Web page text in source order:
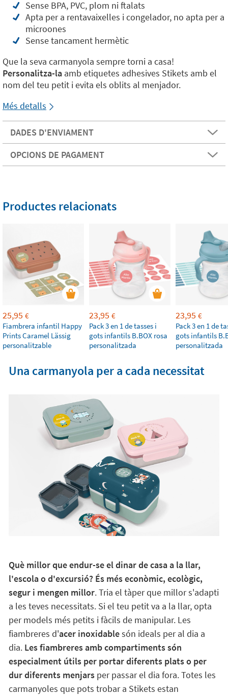
Sense BPA, PVC, plom ni ftalats
Apta per a rentavaixelles i congelador, no apta per a
microones
Sense tancament hermètic
Que la seva carmanyola sempre torni a casa!
Personalitza-la amb etiquetes adhesives Stikets amb el
nom del teu petit i evita els oblits al menjador.
Més detalls
DADES D'ENVIAMENT
OPCIONS DE PAGAMENT
Productes relacionats
25,95 €
Fiambrera infantil Happy
Prints Caramel Lässig
personalitzable
23,95 €
Pack 3 en 1 de tasses i
gots infantils B.BOX rosa
personalitzada
23,95 €
Pack 3 en 1 de
gots infantils
personalitzada
Una carmanyola per a cada necessitat
Què millor que endur-se el dinar de casa a la llar,
l'escola o d'excursió? És més econòmic, ecològic,
segur i mengen millor. Tria el tàper que millor s'adapti
a les teves necessitats. Si el teu petit va a la llar, opta
per models més petits i fàcils de manipular. Les
fiambreres d'acer inoxidablesón ideals per al dia a
dia. Les fiambreres amb compartiments són
especialment útils per portar diferents plats o per
dur diferents menjars per passar el dia fora. Totes les
carmanyoles que pots trobar a Stikets estan